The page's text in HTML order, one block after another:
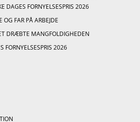
DAGES FORNYELSESPRIS 2026
FAR PÅ ARBEJDE
DRÆBTE MANGFOLDIGHEDEN
FORNYELSESPRIS 2026